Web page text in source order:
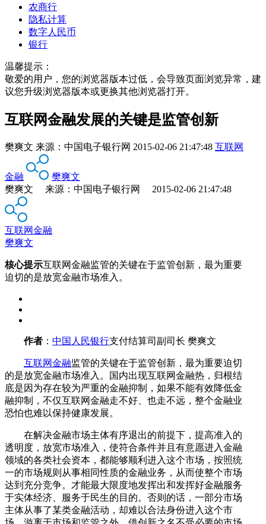
农商行
隐私计算
数字人民币
银行
温馨提示：
敬爱的用户，您的浏览器版本过低，会导致页面浏览异常，建
议您升级浏览器版本或更换其他浏览器打开。
互联网金融发展的关键是监管创新
樊爽文 来源： 中国电子银行网 2015-02-06 21:47:48 互联网
金融
樊爽文
樊爽文 来源：中国电子银行网 2015-02-06 21:47:48
互联网金融
樊爽文
核心提示互联网金融监管的关键在于监管创新，最为重要
迫切的是放宽金融市场准入。
作者 ： 中国人民银行支付结算司副司长 樊爽文
互联网金融监管的关键在于监管创新，最为重要迫切
的是放宽金融市场准入。国内出现互联网金融热，归根结
底是因为存在较为严重的金融抑制，如果不能有效降低金
融抑制，不仅互联网金融走不好、也走不远，整个金融业
恐怕也难以保持健康发展。
在解决金融市场主体有序退出的前提下，提高准入的
透明度，放宽市场准入，使符合条件并且有意愿进入金融
领域的各类社会资本，都能够顺利进入这个市场，按照统
一的市场规则从事相同性质的金融业务，从而使整个市场
达到充分竞争。才能最大限度地发挥出和发挥好金融服务
于实体经济、服务于民生的目的。否则的话，一部分市场
主体从事了某类金融活动，却难以合法身份进入这个市